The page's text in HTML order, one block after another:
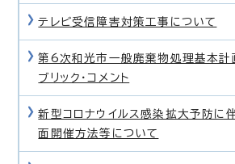
テレビ受信障害対策工事について
第6次和光市一般廃棄物処理基本計
ブリック・コメント
新型コロナウイルス感染拡大予防に
面開催方法等について